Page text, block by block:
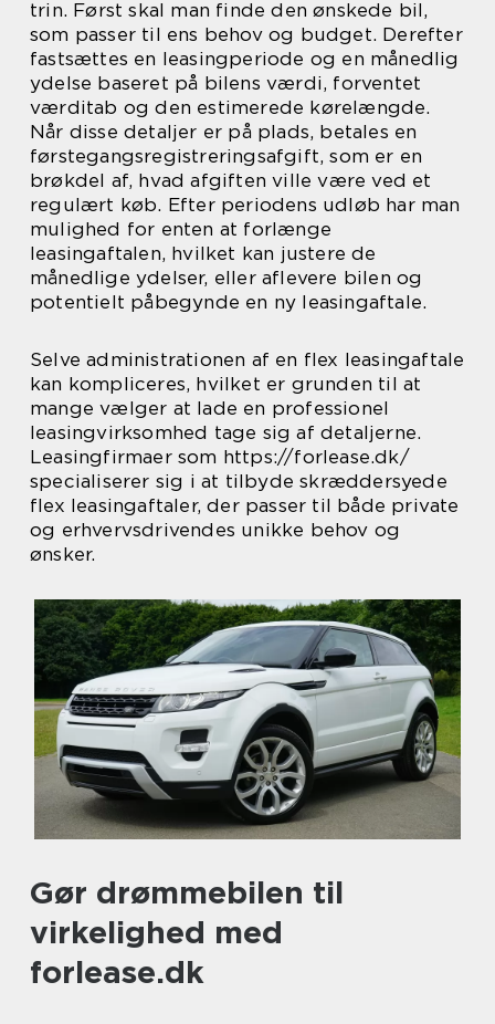
trin. Først skal man finde den ønskede bil,
som passer til ens behov og budget. Derefter
fastsættes en leasingperiode og en månedlig
ydelse baseret på bilens værdi, forventet
værditab og den estimerede kørelængde.
Når disse detaljer er på plads, betales en
førstegangsregistreringsafgift, som er en
brøkdel af, hvad afgiften ville være ved et
regulært køb. Efter periodens udløb har man
mulighed for enten at forlænge
leasingaftalen, hvilket kan justere de
månedlige ydelser, eller aflevere bilen og
potentielt påbegynde en ny leasingaftale.
Selve administrationen af en flex leasingaftale
kan kompliceres, hvilket er grunden til at
mange vælger at lade en professionel
leasingvirksomhed tage sig af detaljerne.
Leasingfirmaer som https://forlease.dk/
specialiserer sig i at tilbyde skræddersyede
flex leasingaftaler, der passer til både private
og erhvervsdrivendes unikke behov og
ønsker.
Gør drømmebilen til
virkelighed med
forlease.dk